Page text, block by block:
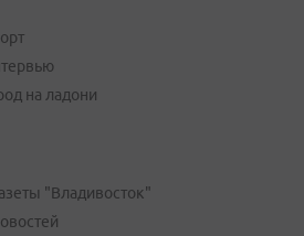
на ладони
"Владивосток"